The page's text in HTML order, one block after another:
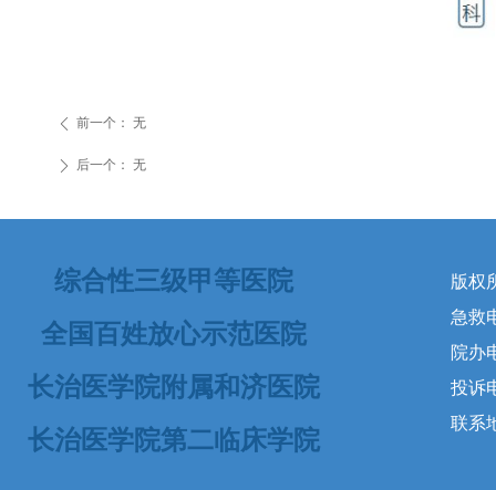
ꄴ 前一个： 无
ꄲ 后一个： 无
版权
急救
院办
投诉
联系
综合性三级甲等医院
全国百姓放心示范医院
长治医学院附属和济医院
长治医学院第二临床学院